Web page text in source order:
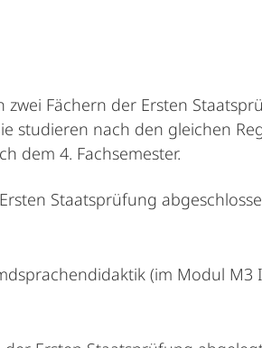
Fächern der Ersten
nach den gleichen
dem 4. Fachsemester.
Staatsprüfung
(im Modul